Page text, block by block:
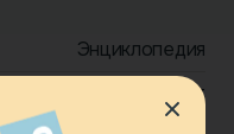
Энциклопедия
3-5 лет